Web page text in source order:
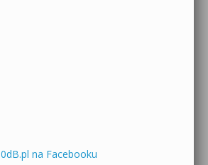
0dB.pl na Facebooku